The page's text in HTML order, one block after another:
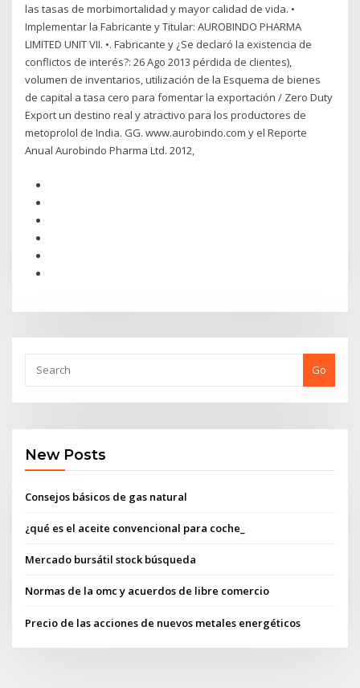
las tasas de morbimortalidad y mayor calidad de vida. •
Implementar la Fabricante y Titular: AUROBINDO PHARMA
LIMITED UNIT VII. •. Fabricante y ¿Se declaró la existencia de
conflictos de interés?: 26 Ago 2013 pérdida de clientes),
volumen de inventarios, utilización de la Esquema de bienes
de capital a tasa cero para fomentar la exportación / Zero Duty
Export un destino real y atractivo para los productores de
metoprolol de India. GG. www.aurobindo.com y el Reporte
Anual Aurobindo Pharma Ltd. 2012,
Go
New Posts
Consejos básicos de gas natural
¿qué es el aceite convencional para coche_
Mercado bursátil stock búsqueda
Normas de la omc y acuerdos de libre comercio
Precio de las acciones de nuevos metales energéticos